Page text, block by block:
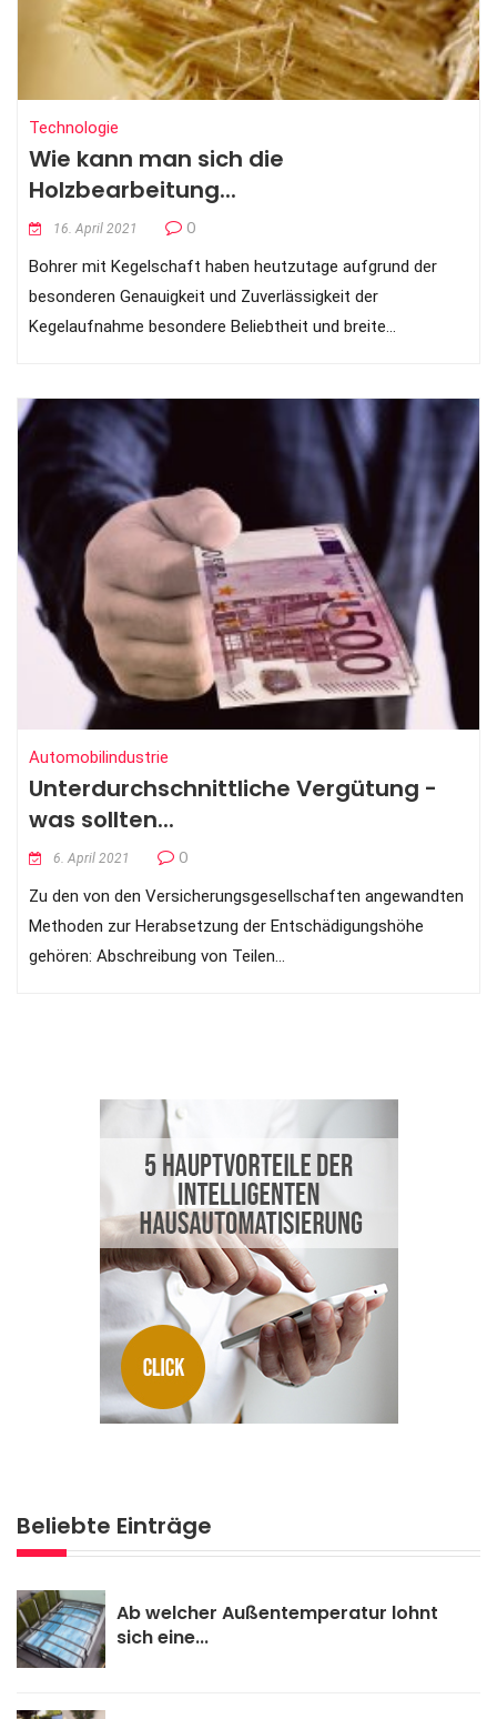
Technologie
Wie kann man sich die
Holzbearbeitung...
16. April 2021 0
Bohrer mit Kegelschaft haben heutzutage aufgrund der
besonderen Genauigkeit und Zuverlässigkeit der
Kegelaufnahme besondere Beliebtheit und breite...
Automobilindustrie
Unterdurchschnittliche Vergütung -
was sollten...
6. April 2021 0
Zu den von den Versicherungsgesellschaften angewandten
Methoden zur Herabsetzung der Entschädigungshöhe
gehören: Abschreibung von Teilen...
Beliebte Einträge
Ab welcher Außentemperatur lohnt
sich eine...